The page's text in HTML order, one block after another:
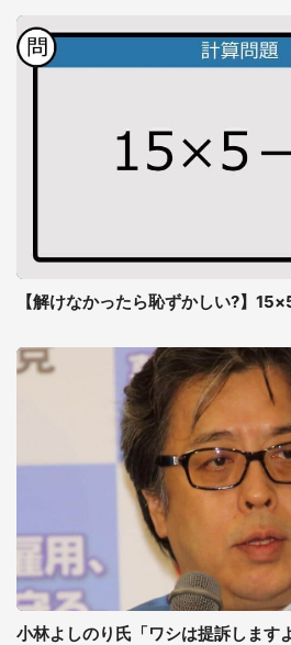
【解けなかったら恥ずかしい?】
小林よしのり氏「ワシは提訴します